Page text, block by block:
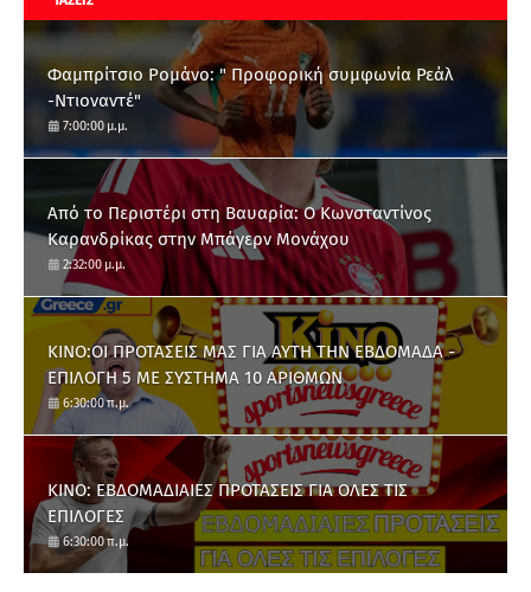
Φαμπρίτσιο Ρομάνο: " Προφορική συμφωνία Ρεάλ
-Ντιοναντέ"
7:00:00 μ.μ.
Από το Περιστέρι στη Βαυαρία: O Κωνσταντίνος
Καρανδρίκας στην Μπάγερν Μονάχου
2:32:00 μ.μ.
ΚΙΝΟ:ΟΙ ΠΡΟΤΑΣΕΙΣ ΜΑΣ ΓΙΑ ΑΥΤΗ ΤΗΝ ΕΒΔΟΜΑΔΑ -
ΕΠΙΛΟΓΗ 5 ΜΕ ΣΥΣΤΗΜΑ 10 ΑΡΙΘΜΩΝ
6:30:00 π.μ.
ΚΙΝΟ: ΕΒΔΟΜΑΔΙΑΙΕΣ ΠΡΟΤΑΣΕΙΣ ΓΙΑ ΟΛΕΣ ΤΙΣ
ΕΠΙΛΟΓΕΣ
6:30:00 π.μ.